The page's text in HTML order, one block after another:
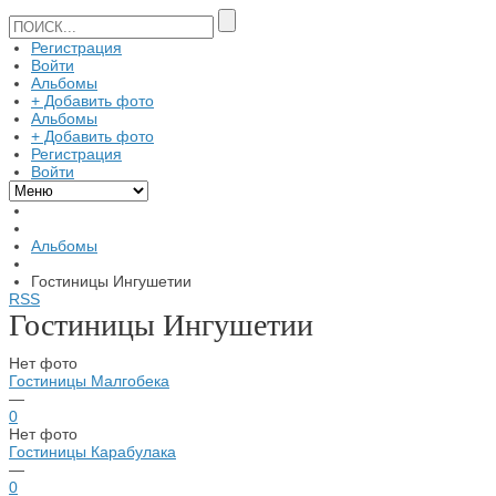
Регистрация
Войти
Альбомы
+ Добавить фото
Альбомы
+ Добавить фото
Регистрация
Войти
Альбомы
Гостиницы Ингушетии
RSS
Гостиницы Ингушетии
Нет фото
Гостиницы Малгобека
—
0
Нет фото
Гостиницы Карабулака
—
0